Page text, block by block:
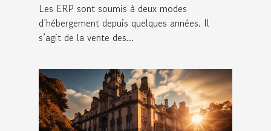
Les ERP sont soumis à deux modes
d’hébergement depuis quelques années. Il
s’agit de la vente des...